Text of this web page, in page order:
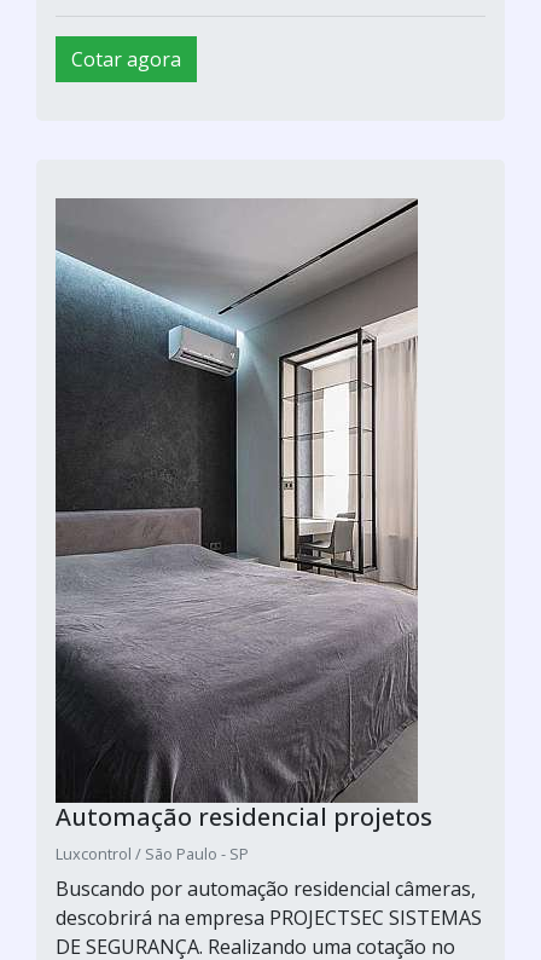
Cotar agora
Automação residencial projetos
Luxcontrol / São Paulo - SP
Buscando por automação residencial câmeras,
descobrirá na empresa PROJECTSEC SISTEMAS
DE SEGURANÇA. Realizando uma cotação no